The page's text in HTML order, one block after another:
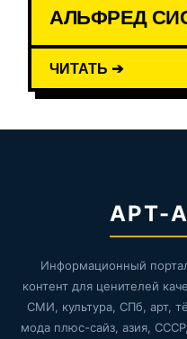
АЛЬФРЕД
ЧИТАТЬ ➔
АРТ-
Информационный
контент для ценителей
СМИ, культура, СПб, арт,
мода плюс-сайз, азия,